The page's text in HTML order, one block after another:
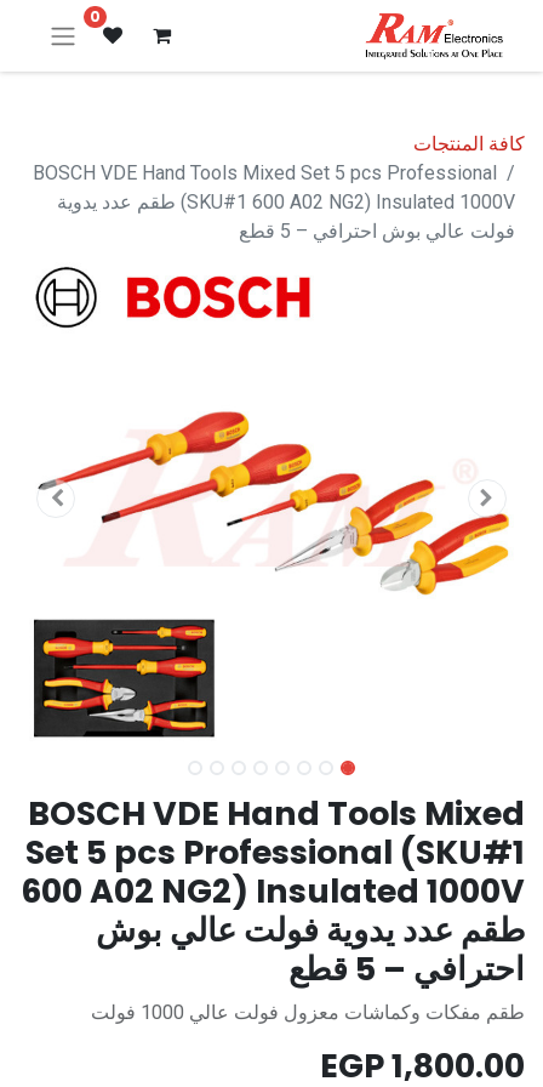
0
كافة المنتجات
BOSCH VDE Hand Tools Mixed Set 5 pcs Professional
(SKU#1 600 A02 NG2) Insulated 1000V طقم عدد يدوية
فولت عالي بوش احترافي – 5 قطع
BOSCH VDE Hand Tools Mixed
Set 5 pcs Professional (SKU#1
600 A02 NG2) Insulated 1000V
طقم عدد يدوية فولت عالي بوش
احترافي – 5 قطع
طقم مفكات وكماشات معزول فولت عالي 1000 فولت
1,800.00